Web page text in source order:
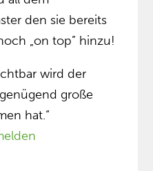
den sie bereits
„on top” hinzu!
wird der
große
hat.“